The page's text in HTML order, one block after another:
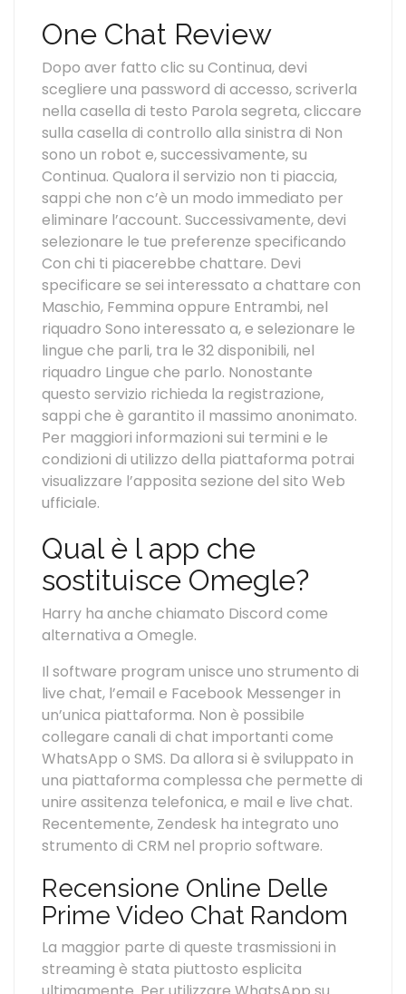
One Chat Review
Dopo aver fatto clic su Continua, devi
scegliere una password di accesso, scriverla
nella casella di testo Parola segreta, cliccare
sulla casella di controllo alla sinistra di Non
sono un robot e, successivamente, su
Continua. Qualora il servizio non ti piaccia,
sappi che non c’è un modo immediato per
eliminare l’account. Successivamente, devi
selezionare le tue preferenze specificando
Con chi ti piacerebbe chattare. Devi
specificare se sei interessato a chattare con
Maschio, Femmina oppure Entrambi, nel
riquadro Sono interessato a, e selezionare le
lingue che parli, tra le 32 disponibili, nel
riquadro Lingue che parlo. Nonostante
questo servizio richieda la registrazione,
sappi che è garantito il massimo anonimato.
Per maggiori informazioni sui termini e le
condizioni di utilizzo della piattaforma potrai
visualizzare l’apposita sezione del sito Web
ufficiale.
Qual è l app che
sostituisce Omegle?
Harry ha anche chiamato Discord come
alternativa a Omegle.
Il software program unisce uno strumento di
live chat, l’email e Facebook Messenger in
un’unica piattaforma. Non è possibile
collegare canali di chat importanti come
WhatsApp o SMS. Da allora si è sviluppato in
una piattaforma complessa che permette di
unire assitenza telefonica, e mail e live chat.
Recentemente, Zendesk ha integrato uno
strumento di CRM nel proprio software.
Recensione Online Delle
Prime Video Chat Random
La maggior parte di queste trasmissioni in
streaming è stata piuttosto esplicita